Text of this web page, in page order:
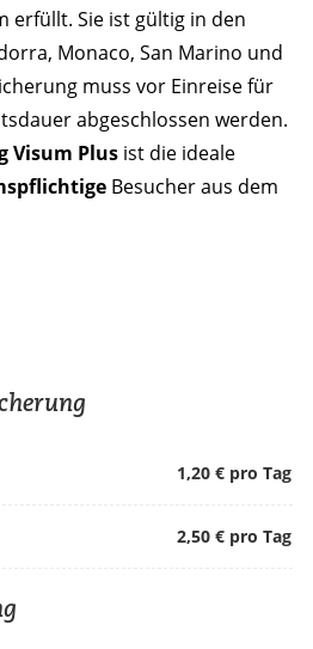
erfüllt. Sie ist gültig in den
Monaco, San Marino und
muss vor Einreise für
abgeschlossen werden.
Visum Plusist die ideale
Besucher aus dem
1,20 € pro Tag
2,50 € pro Tag